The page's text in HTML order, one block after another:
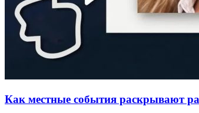
Как местные события раскрывают